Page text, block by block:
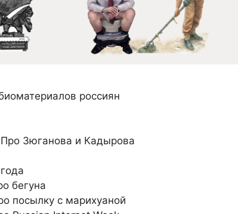
россиян
Зюганова и Кадырова
бегуна
посылку с марихуаной